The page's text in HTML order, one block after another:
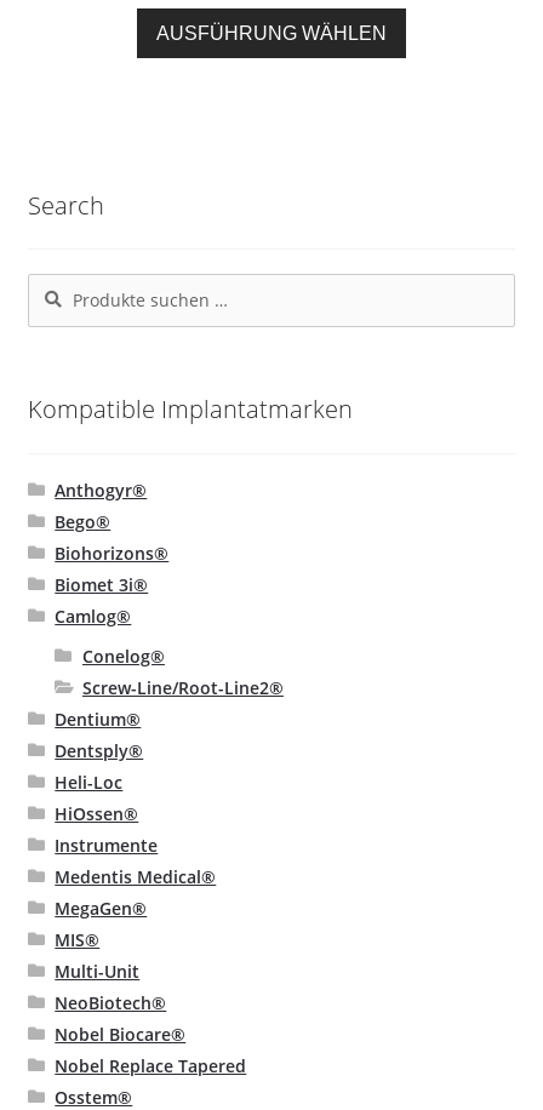
der
AUSFÜHRUNG WÄHLEN
Produkt
der
Search
Suchen
nach:
Suchen
Kompatible Implantatmarken
Anthogyr®
Bego®
Biohorizons®
Biomet 3i®
Camlog®
Conelog®
Screw-Line/Root-Line2®
Dentium®
Dentsply®
Heli-Loc
HiOssen®
Instrumente
Medentis Medical®
MegaGen®
MIS®
Multi-Unit
NeoBiotech®
Nobel Biocare®
Nobel Replace Tapered
Osstem®